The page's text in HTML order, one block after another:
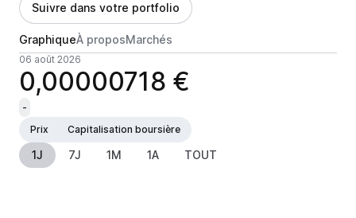
Suivre dans votre portfolio
GraphiqueÀ proposMarchés
06 août 2026
0,00000718 €
-
Prix
Capitalisation boursière
1J 7J 1M 1A TOUT